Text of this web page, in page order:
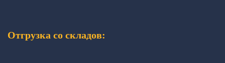
Отгрузка со складов: